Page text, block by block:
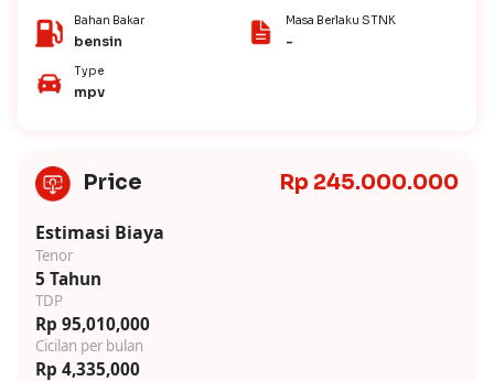
Bahan Bakar
bensin
Masa Berlaku STNK
-
Type
mpv
Price Rp 245.000.000
Estimasi Biaya
Tenor
5 Tahun
TDP
Rp 95,010,000
Cicilan per bulan
Rp 4,335,000